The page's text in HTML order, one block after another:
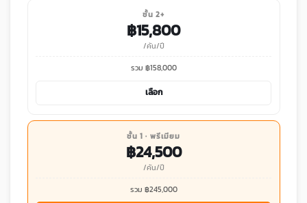
ชั้น 2+
฿15,800
/คัน/ปี
รวม ฿158,000
เลือก
ชั้น 1 · พรีเมียม
฿24,500
/คัน/ปี
รวม ฿245,000